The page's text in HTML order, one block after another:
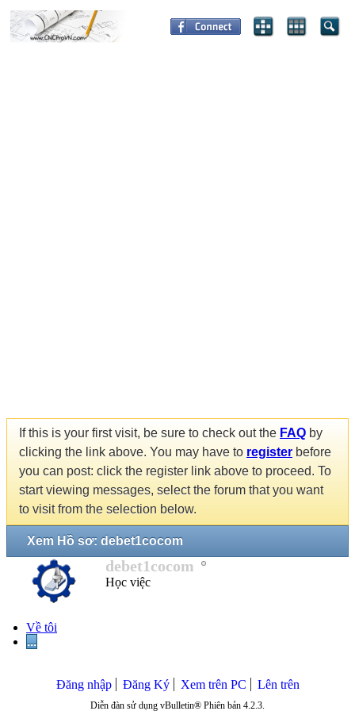
If this is your first visit, be sure to check out the FAQ by
clicking the link above. You may have to register before
you can post: click the register link above to proceed. To
start viewing messages, select the forum that you want
to visit from the selection below.
Xem Hồ sơ: debet1cocom
debet1cocom
Học việc
Về tôi
...
Đăng nhập Đăng Ký Xem trên PC Lên trên
Diễn đàn sử dụng vBulletin® Phiên bản 4.2.3.